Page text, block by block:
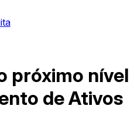
próximo nível
de Ativos